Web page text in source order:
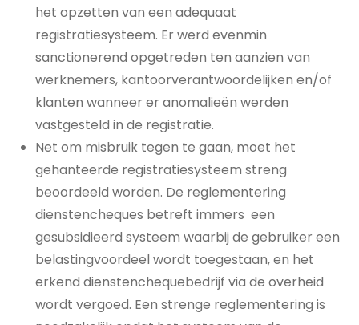
het opzetten van een adequaat
registratiesysteem. Er werd evenmin
sanctionerend opgetreden ten aanzien van
werknemers, kantoorverantwoordelijken en/of
klanten wanneer er anomalieën werden
vastgesteld in de registratie.
Net om misbruik tegen te gaan, moet het
gehanteerde registratiesysteem streng
beoordeeld worden. De reglementering
dienstencheques betreft immers een
gesubsidieerd systeem waarbij de gebruiker een
belastingvoordeel wordt toegestaan, en het
erkend dienstenchequebedrijf via de overheid
wordt vergoed. Een strenge reglementering is